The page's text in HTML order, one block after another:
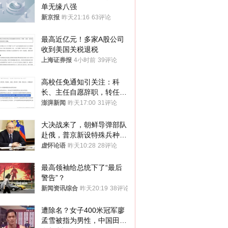
单无缘八强
新京报 昨天21:16 63评论
最高近亿元！多家A股公司
收到美国关税退税
上海证券报 4小时前 39评论
高校任免通知引关注：科
长、主任自愿辞职，转任思
政辅导员
澎湃新闻 昨天17:00 31评论
大决战来了，朝鲜导弹部队
赴俄，普京新设特殊兵种，
76岁老将扛旗
虚怀论语 昨天10:28 28评论
最高领袖给总统下了“最后
警告”？
新闻资讯综合 昨天20:19 38评论
遭除名？女子400米冠军廖
孟雪被指为男性，中国田协